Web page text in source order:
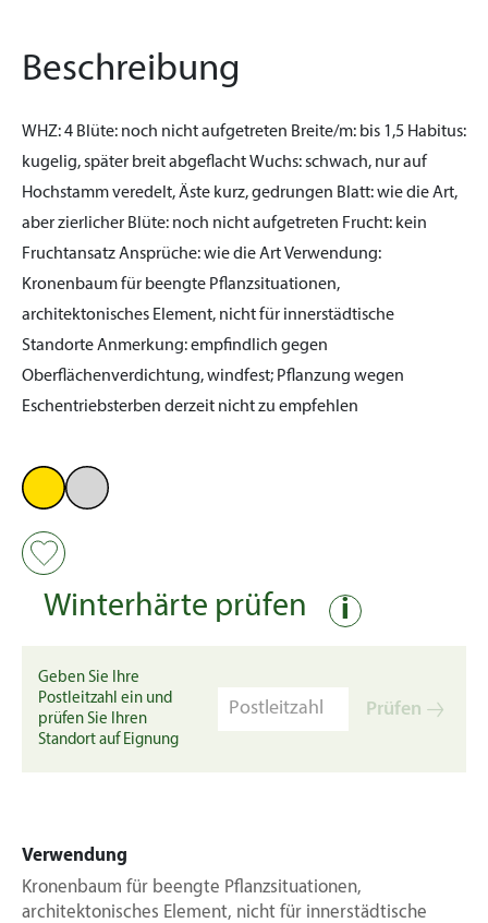
Beschreibung
WHZ:4 Blüte: noch nicht aufgetreten Breite/m: bis 1,5 Habitus:
kugelig, später breit abgeflachtWuchs:schwach, nur auf
Hochstamm veredelt, Äste kurz, gedrungen Blatt:wie die Art,
aber zierlicher Blüte: noch nicht aufgetreten Frucht: kein
FruchtansatzAnsprüche:wie die ArtVerwendung:
Kronenbaum für beengte Pflanzsituationen,
architektonisches Element, nicht für innerstädtische
StandorteAnmerkung:empfindlich gegen
Oberflächenverdichtung, windfest; Pflanzung wegen
Eschentriebsterben derzeit nicht zu empfehlen
Winterhärte prüfen i
Geben Sie Ihre
Postleitzahl ein und
prüfen Sie Ihren
Standort auf Eignung
Prüfen
Verwendung
Kronenbaum für beengte Pflanzsituationen,
architektonisches Element, nicht für innerstädtische